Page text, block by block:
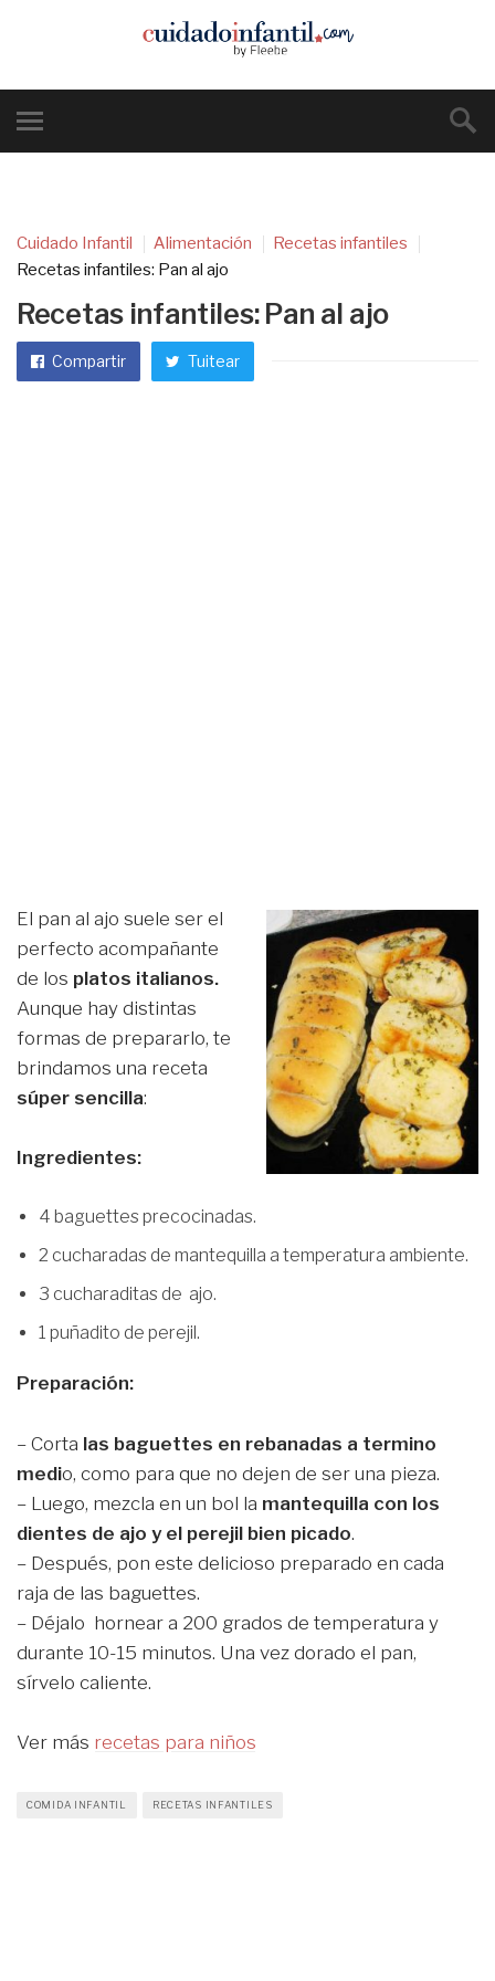
Cuidado Infantil Alimentación
Recetas infantiles
Recetas infantiles: Pan al ajo
Recetas infantiles: Pan al ajo
Compartir Tuitear
El pan al ajo suele ser el
perfecto acompañante
de los platos italianos.
Aunque hay distintas
formas de prepararlo, te
brindamos una receta
súper sencilla:
Ingredientes:
4 baguettes precocinadas.
2 cucharadas de mantequilla a temperatura ambiente.
3 cucharaditas de ajo.
1 puñadito de perejil.
Preparación:
– Corta las baguettes en rebanadas a termino
medio, como para que no dejen de ser una pieza.
– Luego, mezcla en un bol la mantequilla con los
dientes de ajo y el perejil bien picado.
– Después, pon este delicioso preparado en cada
raja de las baguettes.
– Déjalo hornear a 200 grados de temperatura y
durante 10-15 minutos. Una vez dorado el pan,
sírvelo caliente.
Ver más recetas para niños
COMIDA INFANTIL RECETAS INFANTILES